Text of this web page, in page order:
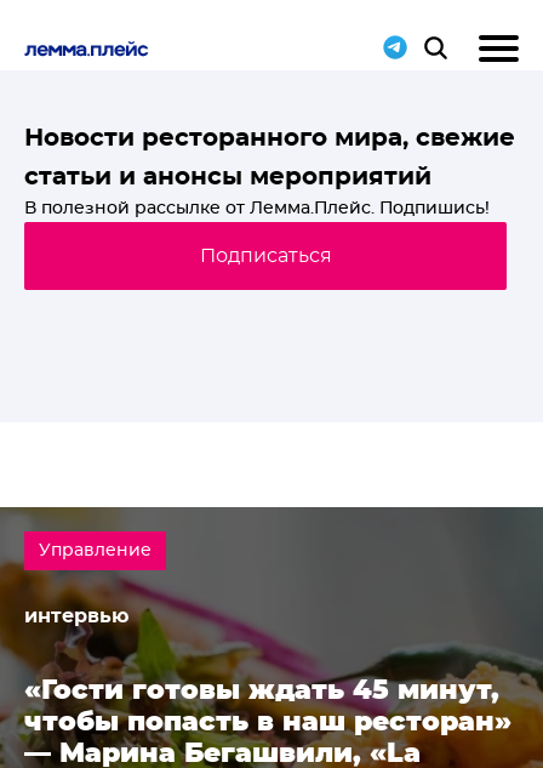
Новости ресторанного мира, свежие
статьи и анонсы мероприятий
В полезной рассылке от Лемма.Плейс. Подпишись!
Подписаться
Управление
интервью
«Гости готовы ждать 45 минут,
чтобы попасть в наш ресторан»
— Марина Бегашвили, «La